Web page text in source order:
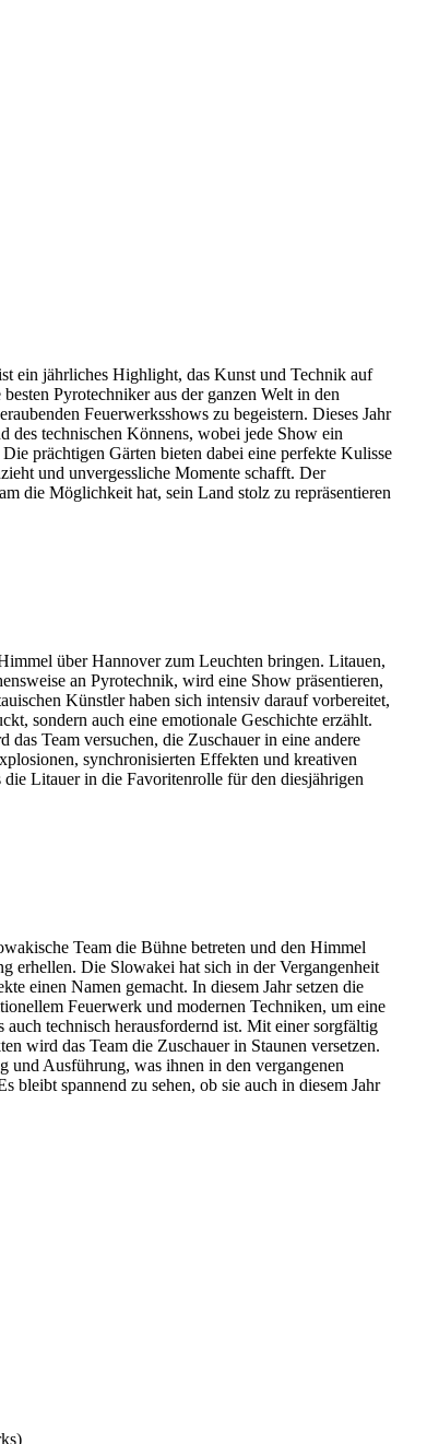
ein jährliches Highlight, das Kunst und Technik auf
Pyrotechniker aus der ganzen Welt in den
Feuerwerksshows zu begeistern. Dieses Jahr
des technischen Könnens, wobei jede Show ein
prächtigen Gärten bieten dabei eine perfekte Kulisse
und unvergessliche Momente schafft. Der
die Möglichkeit hat, sein Land stolz zu repräsentieren
über Hannover zum Leuchten bringen. Litauen,
an Pyrotechnik, wird eine Show präsentieren,
Künstler haben sich intensiv darauf vorbereitet,
sondern auch eine emotionale Geschichte erzählt.
Team versuchen, die Zuschauer in eine andere
synchronisierten Effekten und kreativen
Litauer in die Favoritenrolle für den diesjährigen
Team die Bühne betreten und den Himmel
erhellen. Die Slowakei hat sich in der Vergangenheit
einen Namen gemacht. In diesem Jahr setzen die
Feuerwerk und modernen Techniken, um eine
auch technisch herausfordernd ist. Mit einer sorgfältig
wird das Team die Zuschauer in Staunen versetzen.
und Ausführung, was ihnen in den vergangenen
bleibt spannend zu sehen, ob sie auch in diesem Jahr